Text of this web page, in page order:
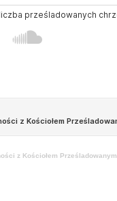
z Kościołem Prześladowanym